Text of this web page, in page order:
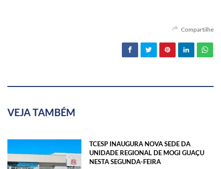
Compartilhe
VEJA TAMBÉM
TCESP INAUGURA NOVA SEDE DA
UNIDADE REGIONAL DE MOGI GUAÇU
NESTA SEGUNDA-FEIRA